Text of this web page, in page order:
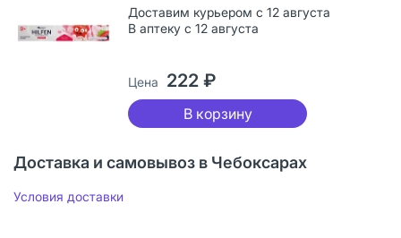
Доставим курьером с 12 августа
В аптеку с 12 августа
Цена 222 ₽
В корзину
Доставка и самовывоз в Чебоксарах
Условия доставки